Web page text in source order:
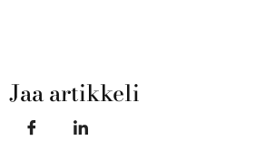
Jaa artikkeli